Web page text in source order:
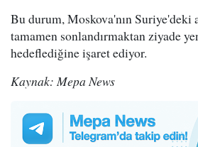
Bu durum, Moskova'nın Suriye'deki
tamamen sonlandırmaktan ziyade
hedeflediğine işaret ediyor.
Kaynak: Mepa News